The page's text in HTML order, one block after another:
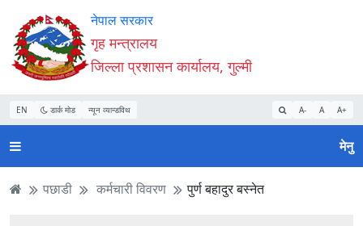
Accessibility
Mode
सुरु
गर्नुहोस्
सामाग्री
पढ्नुहाेस्
नेभिगेसन
पढ्नुहाेस्
वेबसाइट
खोजमा
जानुहोस्
नेपाल सरकार
गृह मन्त्रालय
जिल्ला प्रशासन कार्यालय, गुल्मी
EN डार्क मोड न्यून व्यान्डविथ A- A A+
मेनु
पछाडी कर्मचारी विवरण पुर्ण बहादुर बस्नेत